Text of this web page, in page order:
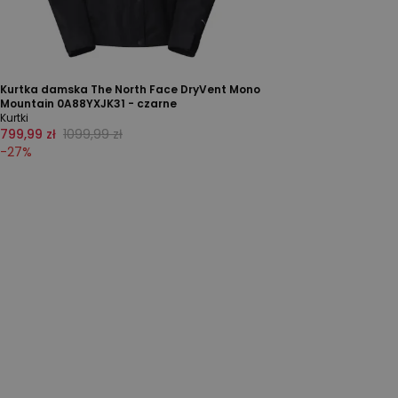
Kurtka damska The North Face DryVent Mono
Mountain 0A88YXJK31 - czarne
Kurtki
799,99 zł 1099,99 zł
-27%